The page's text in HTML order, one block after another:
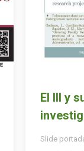
El III y
Slide